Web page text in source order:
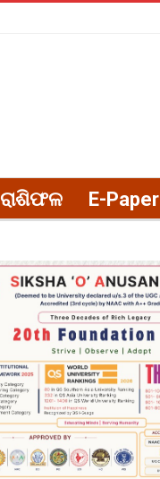
ରାଶିଫଳ E-Paper